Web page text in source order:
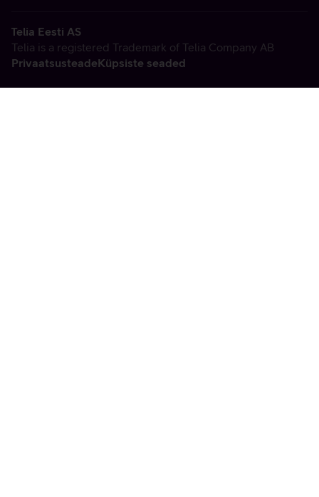
Telia Eesti AS
Telia is a registered Trademark of Telia Company AB
PrivaatsusteadeKüpsiste seaded